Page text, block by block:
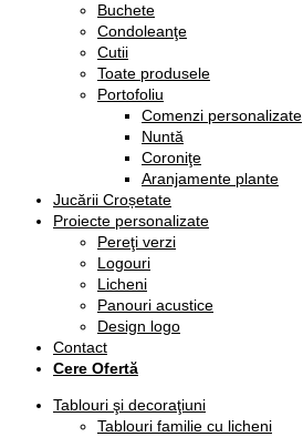
Buchete
Condoleanţe
Cutii
Toate produsele
Portofoliu
Comenzi personalizate
Nuntă
Coroniţe
Aranjamente plante
Jucării Croșetate
Proiecte personalizate
Pereţi verzi
Logouri
Licheni
Panouri acustice
Design logo
Contact
Cere Ofertă
Tablouri şi decoraţiuni
Tablouri familie cu licheni